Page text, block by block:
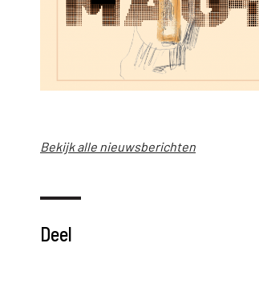
Bekijk alle nieuwsberichten
Deel